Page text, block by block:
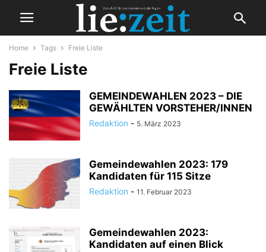
Home Tags Freie Liste
Freie Liste
GEMEINDEWAHLEN 2023 – DIE
GEWÄHLTEN VORSTEHER/INNEN
Redaktion - 5. März 2023
Gemeindewahlen 2023: 179
Kandidaten für 115 Sitze
Redaktion - 11. Februar 2023
Gemeindewahlen 2023:
Kandidaten auf einen Blick